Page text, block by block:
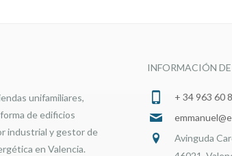
unifamiliares,
de edificios
industrial y gestor de
en Valencia.
INFORMACIÓN
+ 34 963 60
Avinguda